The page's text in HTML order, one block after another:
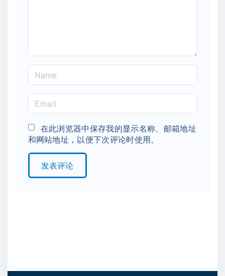
a
e
*
m
a
i
l
在此浏览器中保存我的显示名称、邮箱地址
和网站地址，以便下次评论时使用。